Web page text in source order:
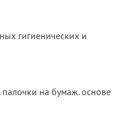
гигиенических и
на бумаж. основе